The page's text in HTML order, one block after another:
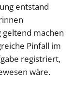
entstand
geltend machen
Pinfall im
registriert,
wäre.